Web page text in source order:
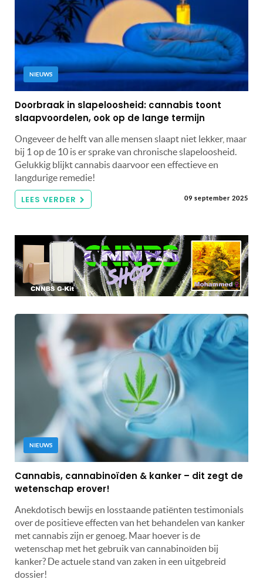
NIEUWS
Doorbraak in slapeloosheid: cannabis toont
slaapvoordelen, ook op de lange termijn
Ongeveer de helft van alle mensen slaapt niet lekker, maar
bij 1 op de 10 is er sprake van chronische slapeloosheid.
Gelukkig blijkt cannabis daarvoor een effectieve en
langdurige remedie!
LEES VERDER 09 september 2025
NIEUWS
Cannabis, cannabinoïden & kanker – dit zegt de
wetenschap erover!
Anekdotisch bewijs en losstaande patiënten testimonials
over de positieve effecten van het behandelen van kanker
met cannabis zijn er genoeg. Maar hoever is de
wetenschap met het gebruik van cannabinoïden bij
kanker? De actuele stand van zaken in een uitgebreid
dossier!